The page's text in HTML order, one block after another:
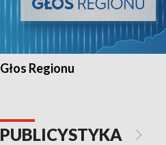
Głos Regionu
PUBLICYSTYKA